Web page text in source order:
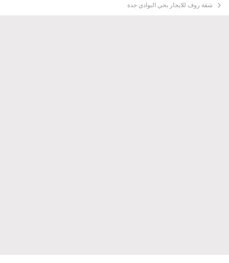
شقة روف للايجار بحي البوادي جدة